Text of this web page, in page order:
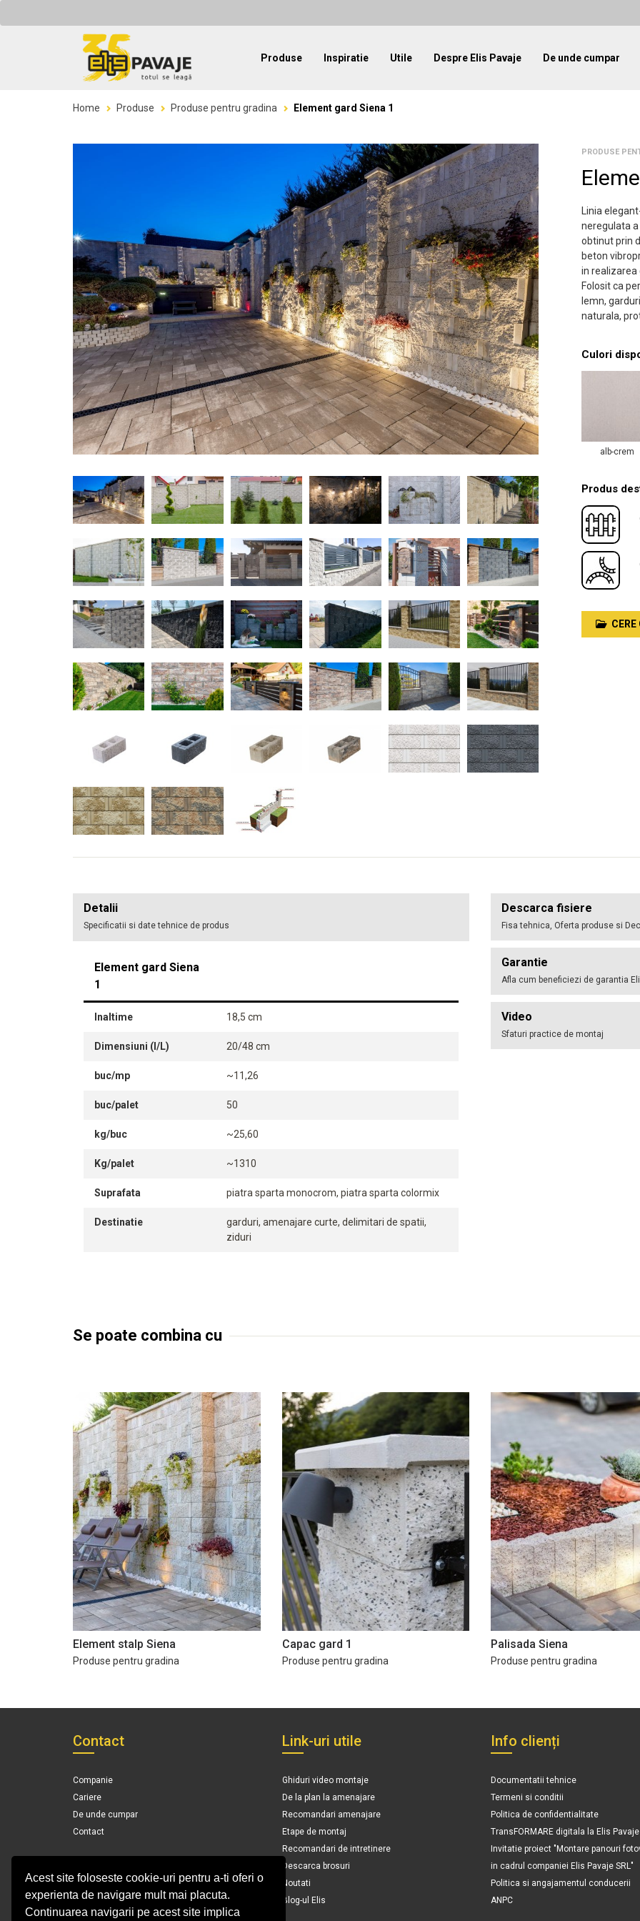
Acest site foloseste cookie-uri pentru a-ti oferi o
experienta de navigare mult mai placuta.
Continuarea navigarii pe acest site implica
Produse Inspiratie Utile Despre Elis Pavaje De unde cumpar
Home Produse Produse pentru gradina Element gard Siena 1
PRODUSE
Linia
neregulata
obtinut prin
beton
in realizarea
Folosit ca
lemn,
naturala,
Culori
alb-crem
Produs
CERE
Detalii
Specificatii si date tehnice de produs
Element gard Siena
1
Inaltime 18,5 cm
Dimensiuni (l/L) 20/48 cm
buc/mp ~11,26
buc/palet 50
kg/buc ~25,60
Kg/palet ~1310
Suprafata piatra sparta monocrom, piatra sparta colormix
Destinatie
garduri, amenajare curte, delimitari de spatii,
ziduri
Descarca fisiere
Fisa tehnica, Oferta produse si
Garantie
Afla cum beneficiezi de garantia
Video
Sfaturi practice de montaj
Se poate combina cu
Element stalp Siena
Produse pentru gradina
Capac gard 1
Produse pentru gradina
Palisada Siena
Produse pentru gradina
Contact
Companie
Cariere
De unde cumpar
Contact
Link-uri utile
Ghiduri video montaje
De la plan la amenajare
Recomandari amenajare
Etape de montaj
Recomandari de intretinere
Descarca brosuri
Noutati
Blog-ul Elis
Info clienți
Documentatii tehnice
Termeni si conditii
Politica de confidentialitate
TransFORMARE digitala la Elis Pavaje
Invitatie proiect "Montare panouri
in cadrul companiei Elis Pavaje SRL"
Politica si angajamentul conducerii
ANPC